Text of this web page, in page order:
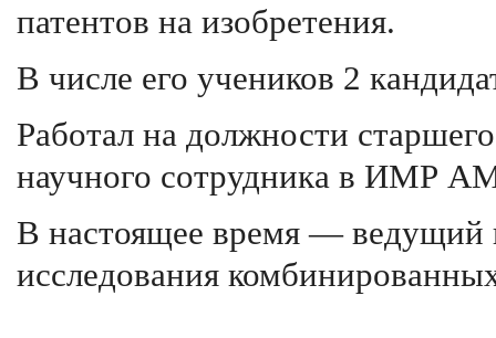
патентов на изобретения.
В числе его учеников 2
Работал на должности
научного сотрудника в
В настоящее время — ведущий
исследования